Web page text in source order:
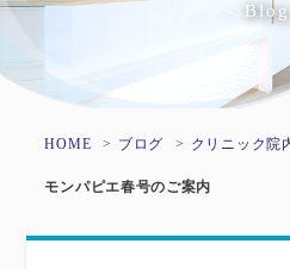
Blog
HOME ブログ クリニック 院
モンパピエ春号のご案内